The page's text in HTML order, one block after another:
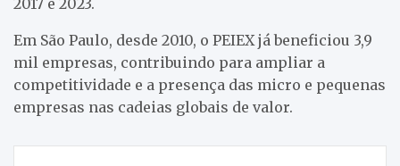
Em São Paulo, desde 2010, o PEIEX já beneficiou 3,9
mil empresas, contribuindo para ampliar a
competitividade e a presença das micro e pequenas
empresas nas cadeias globais de valor.